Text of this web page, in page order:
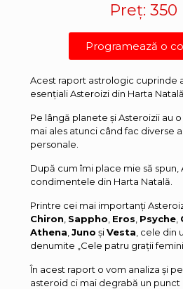
Preț: 350
Programează o
Acest raport astrologic cuprinde
esențiali Asteroizi din Harta Natală.
Pe lângă planete și Asteroizii au
mai ales atunci când fac diverse
personale.
După cum îmi place mie să spun,
condimentele din Harta Natală.
Printre cei mai importanți
Chiron Sappho Eros Psyche
Athena Juno șiVesta , cele din
denumite „Cele patru grații
În acest raport o vom analiza și pe
asteroid ci mai degrabă un